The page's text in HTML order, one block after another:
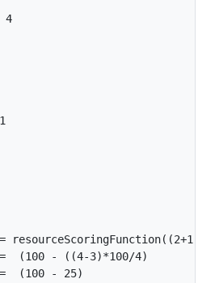
4
(100 - ((4-3)*100/4)
(100 - 25)